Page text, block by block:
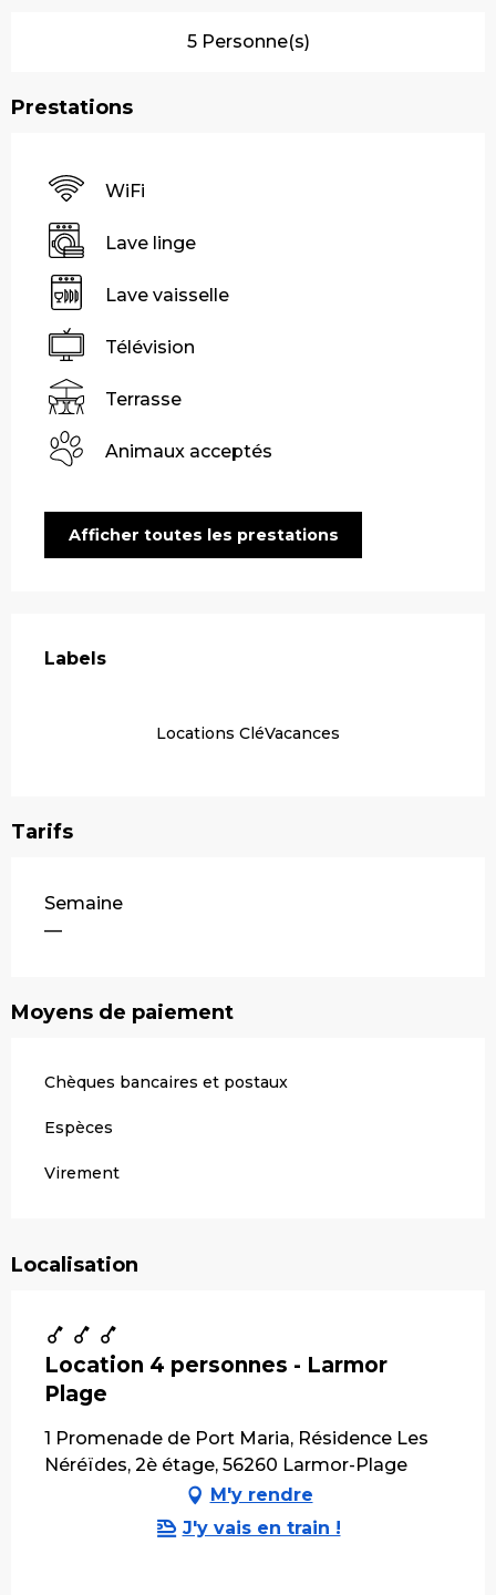
5 Personne(s)
Prestations
WiFi
Lave linge
Lave vaisselle
Télévision
Terrasse
Animaux acceptés
Afficher toutes les prestations
Labels
Labels
Locations CléVacances
Tarifs
Tarifs 2026
Semaine
—
Moyens de paiement
Chèques bancaires et postaux
Espèces
Virement
Localisation
Location 4 personnes - Larmor
Plage
1 Promenade de Port Maria, Résidence Les
Néréïdes, 2è étage, 56260 Larmor-Plage
M'y rendre
J'y vais en train !